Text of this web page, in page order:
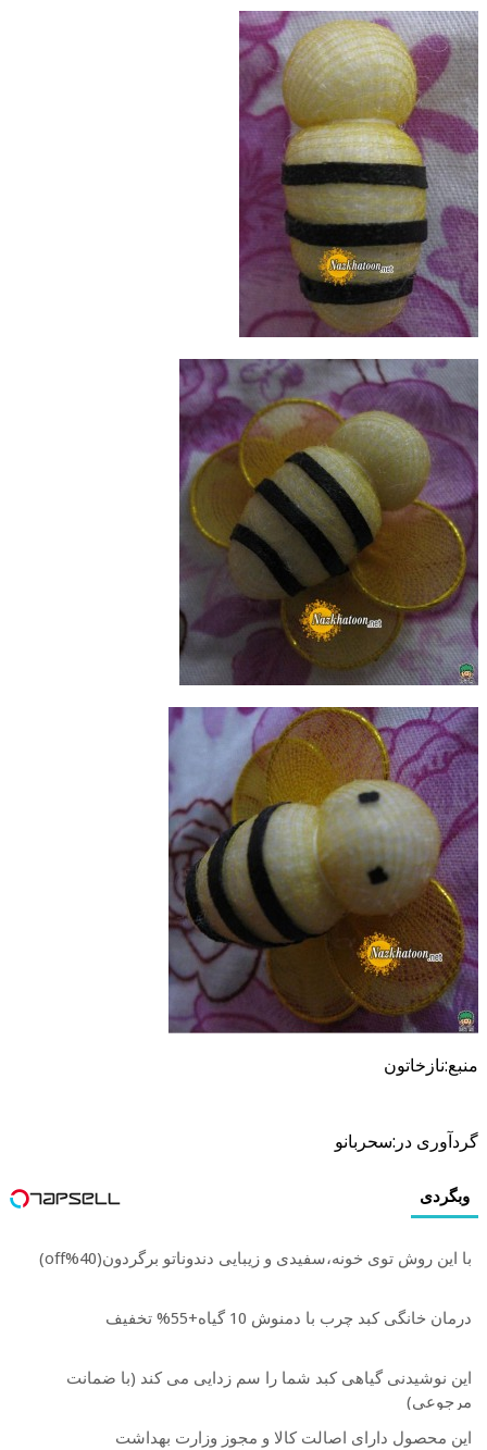
منبع:نازخاتون
گردآوری در:سحربانو
وبگردی
با این روش توی خونه،سفیدی و زیبایی دندوناتو برگردون(40%off)
درمان خانگی کبد چرب با دمنوش 10 گیاه+55% تخفیف
این نوشیدنی گیاهی کبد شما را سم زدایی می کند (با ضمانت
مرجوعی)
این محصول دارای اصالت کالا و مجوز وزارت بهداشت